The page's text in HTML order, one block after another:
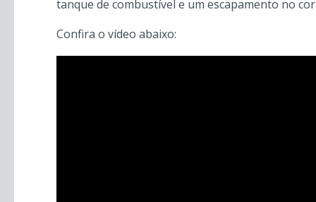
tanque de combustível e um escapamento no
Confira o vídeo abaixo: